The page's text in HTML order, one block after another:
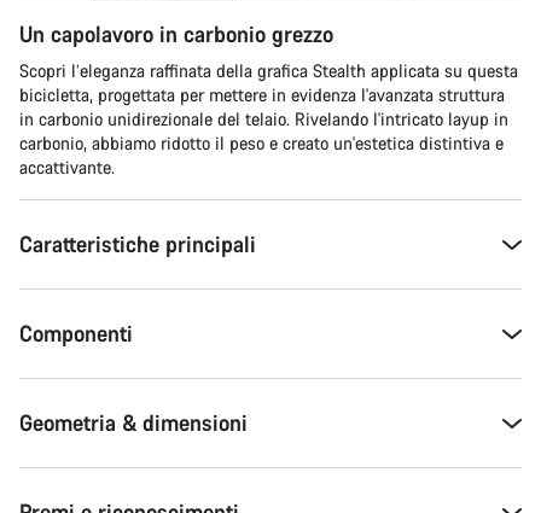
Un capolavoro in carbonio grezzo
Scopri l’eleganza raffinata della grafica Stealth applicata su questa
bicicletta, progettata per mettere in evidenza l'avanzata struttura
in carbonio unidirezionale del telaio. Rivelando l'intricato layup in
carbonio, abbiamo ridotto il peso e creato un'estetica distintiva e
accattivante.
Caratteristiche principali
Componenti
Geometria & dimensioni